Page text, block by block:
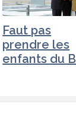
Faut pas
prendre les
enfants du